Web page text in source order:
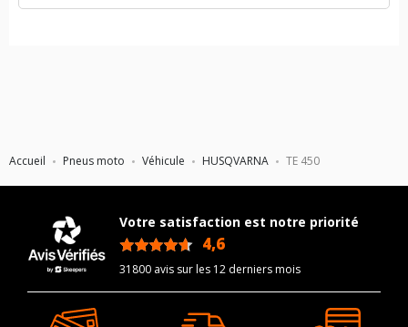
Accueil Pneus moto Véhicule HUSQVARNA TE 450
Votre satisfaction est notre priorité
4,6
31800 avis sur les 12 derniers mois